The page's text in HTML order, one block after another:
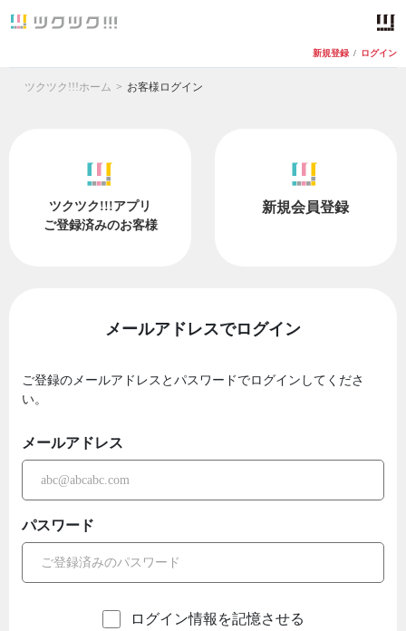
新規登録 / ログイン
ツクツク!!!ホーム お客様ログイン
ツクツク!!!アプリ
ご登録済みのお客様
新規会員登録
メールアドレスでログイン
ご登録のメールアドレスとパスワードでログインしてくださ
い。
メールアドレス
パスワード
ログイン情報を記憶させる